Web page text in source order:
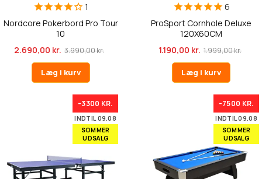
1
Nordcore Pokerbord Pro Tour
10
2.690,00 kr. 3.990,00 kr.
Læg i kurv
6
ProSport Cornhole Deluxe
120X60CM
1.190,00 kr. 1.999,00 kr.
Læg i kurv
-3300 KR.
INDTIL 09.08
SOMMER
UDSALG
-7500 KR.
INDTIL 09.08
SOMMER
UDSALG